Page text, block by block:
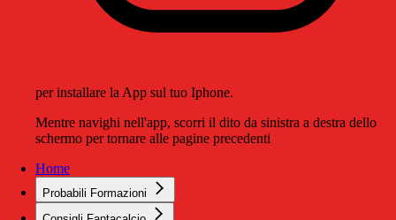
per installare la App sul tuo Iphone.
Mentre navighi nell'app, scorri il dito da sinistra a destra dello
schermo per tornare alle pagine precedenti
Home
Probabili Formazioni